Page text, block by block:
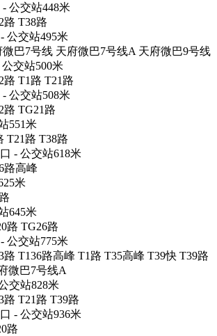
公交站448米
路 T38路
公交站495米
巴7号线 天府微巴7号线A 天府微巴9号线
交站500米
T1路 T21路
公交站508米
路 TG21路
551米
T21路 T38路
- 公交站618米
路高峰
米
645米
路 TG26路
公交站775米
T136路高峰 T1路 T35高峰 T39快 T39路
微巴7号线A
交站828米
T21路 T39路
- 公交站936米
路